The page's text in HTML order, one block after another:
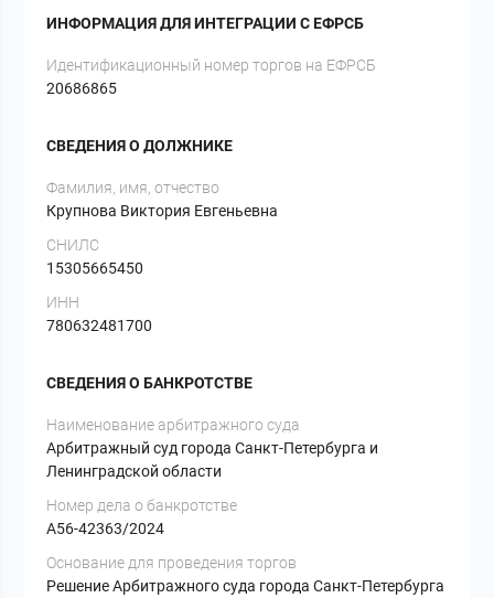
ИНФОРМАЦИЯ ДЛЯ ИНТЕГРАЦИИ С ЕФРСБ
Идентификационный номер торгов на ЕФРСБ
20686865
СВЕДЕНИЯ О ДОЛЖНИКЕ
Фамилия, имя, отчество
Крупнова Виктория Евгеньевна
СНИЛС
15305665450
ИНН
780632481700
СВЕДЕНИЯ О БАНКРОТСТВЕ
Наименование арбитражного суда
Арбитражный суд города Санкт-Петербурга и
Ленинградской области
Номер дела о банкротстве
А56-42363/2024
Основание для проведения торгов
Решение Арбитражного суда города Санкт-Петербурга